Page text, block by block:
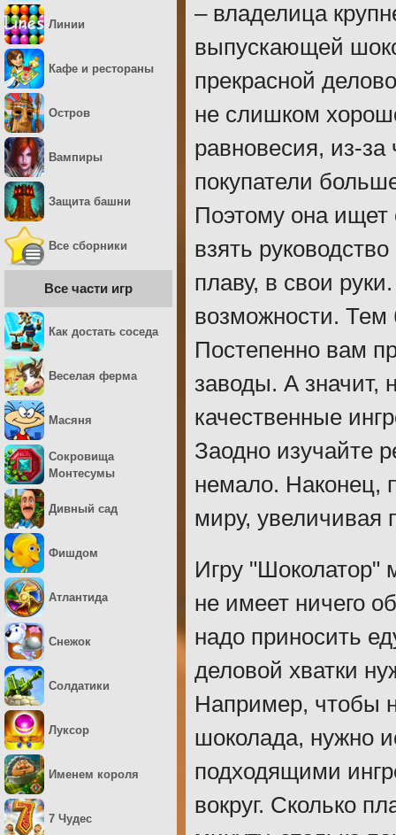
– владелица
выпускающей
прекрасной
не слишком
равновесия, из-за
покупатели
Поэтому она ищет
взять
плаву, в свои
возможности. Тем
Постепенно вам
заводы. А значит,
качественные
Заодно изучайте
немало. Наконец,
миру, увеличивая
Игру "Шоколатор"
не имеет ничего
надо приносить
деловой хватки
Например, чтобы
шоколада, нужно
подходящими
вокруг. Сколько
Линии
Кафе и рестораны
Остров
Вампиры
Защита башни
Все сборники
Все части игр
Как достать соседа
Веселая ферма
Масяня
Сокровища
Монтесумы
Дивный сад
Фишдом
Атлантида
Снежок
Солдатики
Луксор
Именем короля
7 Чудес